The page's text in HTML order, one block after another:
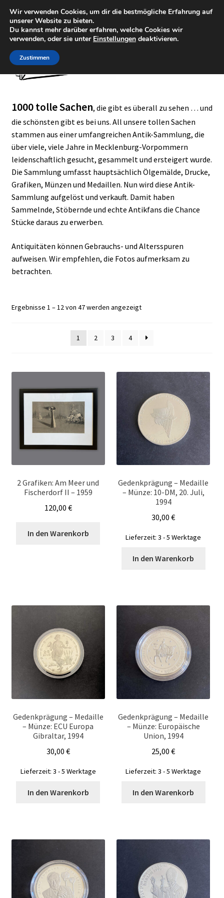
Zur
Navigation
springen
Zum
Inhalt
springen
Kategorien
Über uns
Warenkorb
Kontakt
1000 tolle Sachen, die gibt es überall zu sehen … und
die schönsten gibt es bei uns. All unsere tollen Sachen
stammen aus einer umfangreichen Antik-Sammlung, die
über viele, viele Jahre in Mecklenburg-Vorpommern
leidenschaftlich gesucht, gesammelt und ersteigert wurde.
Die Sammlung umfasst hauptsächlich Ölgemälde, Drucke,
Grafiken, Münzen und Medaillen. Nun wird diese Antik-
Sammlung aufgelöst und verkauft. Damit haben
Sammelnde, Stöbernde und echte Antikfans die Chance
Stücke daraus zu erwerben.
Antiquitäten können Gebrauchs- und Altersspuren
aufweisen. Wir empfehlen, die Fotos aufmerksam zu
betrachten.
Ergebnisse 1 – 12 von 47 werden angezeigt
1 2 3 4
2 Grafiken: Am Meer und
Fischerdorf II – 1959
120,00 €
In den Warenkorb
Gedenkprägung – Medaille
– Münze: 10-DM, 20. Juli,
1994
30,00€
Lieferzeit:3 - 5 Werktage
In den Warenkorb
Gedenkprägung – Medaille
– Münze: ECU Europa
Gibraltar, 1994
30,00 €
Lieferzeit: 3 - 5 Werktage
In den Warenkorb
Gedenkprägung – Medaille
– Münze: Europäische
Union, 1994
25,00€
Lieferzeit:3 - 5 Werktage
In den Warenkorb
Wir verwenden Cookies, um dir die bestmögliche Erfahrung auf
unserer Website zu bieten.
Du kannst mehr darüber erfahren, welche Cookies wir
verwenden, oder sie unter Einstellungen deaktivieren.
Zustimmen